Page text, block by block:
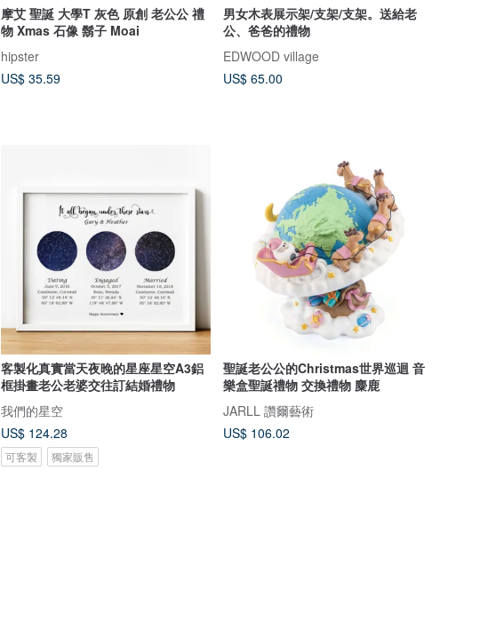
摩艾 聖誕 大學T 灰色 原創 老公公 禮
物 Xmas 石像 鬍子 Moai
hipster
US$ 35.59
男女木表展示架/支架/支架。送給老
公、爸爸的禮物
EDWOOD village
US$ 65.00
客製化真實當天夜晚的星座星空A3鋁
框掛畫老公老婆交往訂結婚禮物
我們的星空
US$ 124.28
可客製 獨家販售
聖誕老公公的Christmas世界巡迴 音
樂盒聖誕禮物 交換禮物 麋鹿
JARLL 讚爾藝術
US$ 106.02